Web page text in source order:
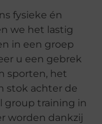
fysieke én
we het lastig
in een groep
u een gebrek
sporten, het
stok achter de
group training in
worden dankzij